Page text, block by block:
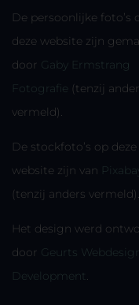
De persoonlijke foto’s
deze website zijn
door Gaby Ermstrang
Fotografie
(tenzij
vermeld).
De stockfoto’s op deze
website zijn van Pixabay
(tenzij anders vermeld).
Het design werd
door Geurts
Development